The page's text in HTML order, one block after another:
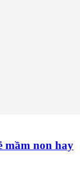
mầm non hay